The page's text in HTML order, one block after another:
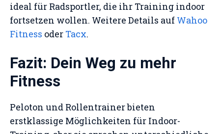
ideal für Radsportler, die ihr Training indoor
fortsetzen wollen. Weitere Details auf Wahoo
Fitness oder Tacx.
Fazit: Dein Weg zu mehr
Fitness
Peloton und Rollentrainer bieten
erstklassige Möglichkeiten für Indoor-